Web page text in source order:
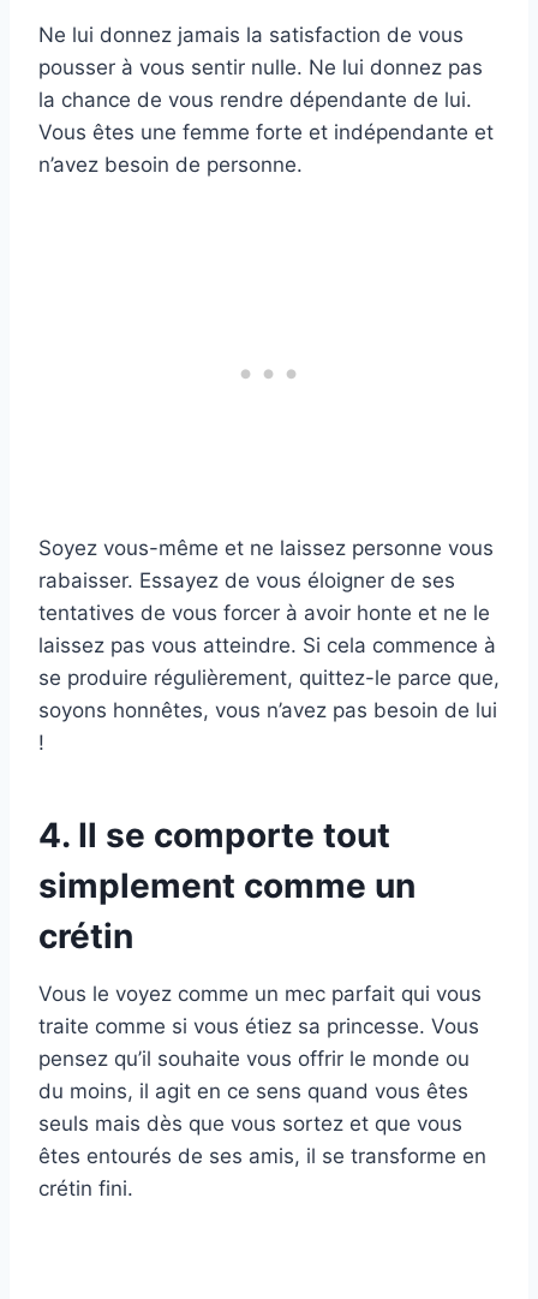
Ne lui donnez jamais la satisfaction de vous
pousser à vous sentir nulle. Ne lui donnez pas
la chance de vous rendre dépendante de lui.
Vous êtes une femme forte et indépendante et
n’avez besoin de personne.
Soyez vous-même et ne laissez personne vous
rabaisser. Essayez de vous éloigner de ses
tentatives de vous forcer à avoir honte et ne le
laissez pas vous atteindre. Si cela commence à
se produire régulièrement, quittez-le parce que,
soyons honnêtes, vous n’avez pas besoin de lui
!
4. Il se comporte tout
simplement comme un
crétin
Vous le voyez comme un mec parfait qui vous
traite comme si vous étiez sa princesse. Vous
pensez qu’il souhaite vous offrir le monde ou
du moins, il agit en ce sens quand vous êtes
seuls mais dès que vous sortez et que vous
êtes entourés de ses amis, il se transforme en
crétin fini.